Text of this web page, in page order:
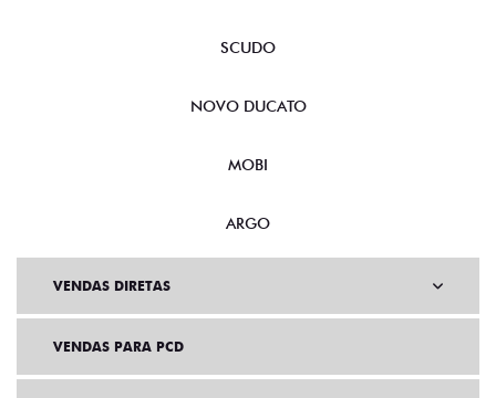
NOVA FIORINO
SCUDO
NOVO DUCATO
MOBI
VENDAS DIRETAS